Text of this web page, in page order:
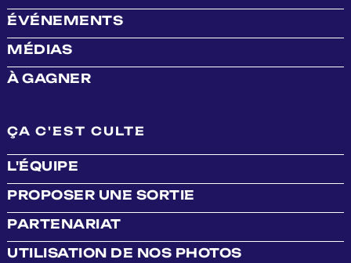
ÉVÉNEMENTS
MÉDIAS
À GAGNER
ÇA C'EST CULTE
L'ÉQUIPE
PROPOSER UNE SORTIE
PARTENARIAT
UTILISATION DE NOS PHOTOS